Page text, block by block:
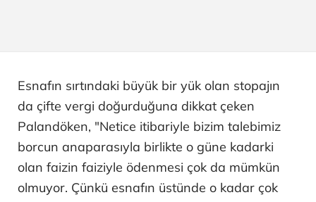
Esnafın sırtındaki büyük bir yük olan stopajın
da çifte vergi doğurduğuna dikkat çeken
Palandöken, "Netice itibariyle bizim talebimiz
borcun anaparasıyla birlikte o güne kadarki
olan faizin faiziyle ödenmesi çok da mümkün
olmuyor. Çünkü esnafın üstünde o kadar çok